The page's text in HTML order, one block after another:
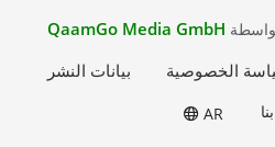
QaamGo Media GmbH
الخصوصية بيانات النشر
AR